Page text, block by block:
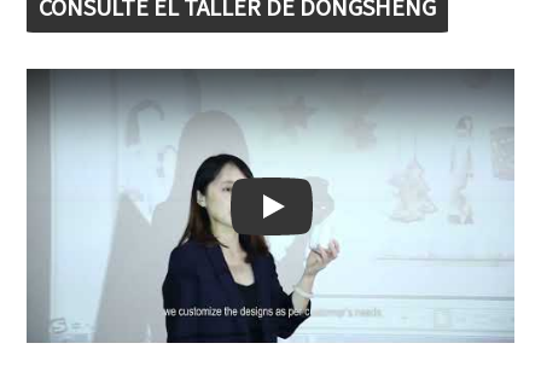
CONSULTE EL TALLER DE DONGSHENG
Play: Keynote (Google I/O '18)